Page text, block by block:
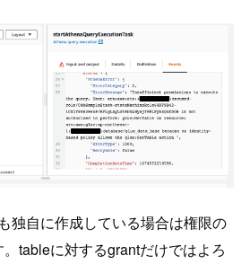
独自に作成している場合は権限の
tableに対するgrantだけではよろ